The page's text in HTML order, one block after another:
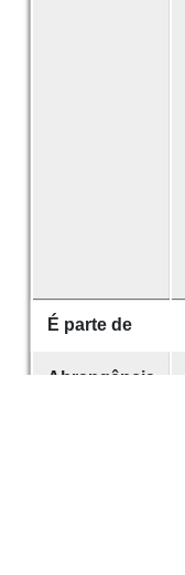
É parte de
Abrangência